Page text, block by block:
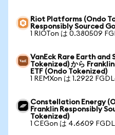
Riot Platforms (Ondo
Responsibly Sourced
1 RIOTon は 0.380509
VanEck Rare Earth and
Tokenized) から
ETF (Ondo Tokenized)
1 REMXon は 1.2922
Constellation Energy
Franklin Responsibly
Tokenized)
1 CEGon は 4.6609